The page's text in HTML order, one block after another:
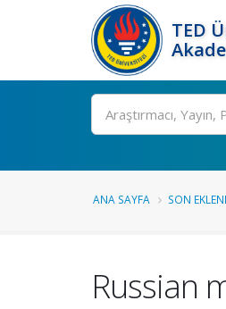
TED
Ara
ANA SAYFA SON
Russian